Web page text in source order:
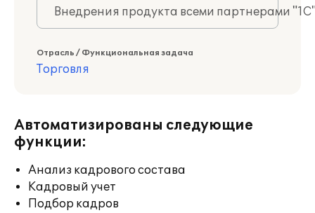
Внедрения продукта всеми партнерами
Отрасль / Функциональная задача
Торговля
Автоматизированы следующие
функции:
Анализ кадрового состава
Кадровый учет
Подбор кадров